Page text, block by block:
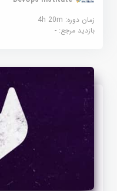
زمان دوره: 4h 20m
بازدید مرجع:-